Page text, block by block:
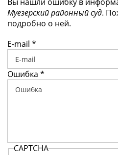
Муезерский районный суд.
подробно о ней.
E-mail *
Ошибка *
CAPTCHA